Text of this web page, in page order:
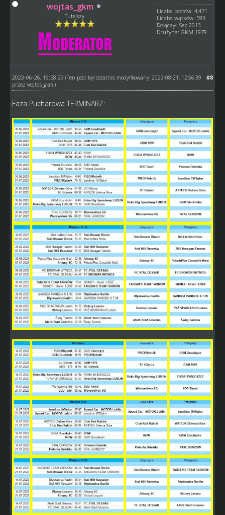
wojtas_gkm
Tutejszy
Liczba postów: 4,471
Liczba wątków: 593
Dołączył: Sep 2013
Drużyna: GKM 1979
#8
2023-06-26, 16:58:29 (Ten post był ostatnio modyfikowany: 2023-08-21, 12:56:39
przez wojtas_gkm.)
Faza Pucharowa TERMINARZ: